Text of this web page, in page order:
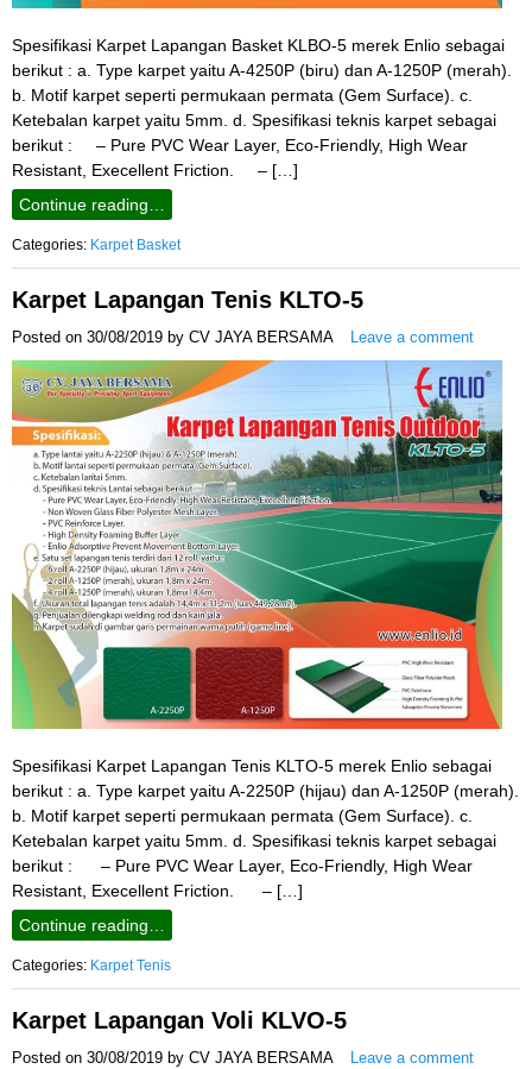
Spesifikasi Karpet Lapangan Basket KLBO-5 merek Enlio sebagai
berikut : a. Type karpet yaitu A-4250P (biru) dan A-1250P (merah).
b. Motif karpet seperti permukaan permata (Gem Surface). c.
Ketebalan karpet yaitu 5mm. d. Spesifikasi teknis karpet sebagai
berikut : – Pure PVC Wear Layer, Eco-Friendly, High Wear
Resistant, Execellent Friction. – […]
Continue reading…
Categories: Karpet Basket
Karpet Lapangan Tenis KLTO-5
Posted on 30/08/2019 by CV JAYA BERSAMA Leave a comment
Spesifikasi Karpet Lapangan Tenis KLTO-5 merek Enlio sebagai
berikut : a. Type karpet yaitu A-2250P (hijau) dan A-1250P (merah).
b. Motif karpet seperti permukaan permata (Gem Surface). c.
Ketebalan karpet yaitu 5mm. d. Spesifikasi teknis karpet sebagai
berikut : – Pure PVC Wear Layer, Eco-Friendly, High Wear
Resistant, Execellent Friction. – […]
Continue reading…
Categories: Karpet Tenis
Karpet Lapangan Voli KLVO-5
Posted on 30/08/2019 by CV JAYA BERSAMA Leave a comment